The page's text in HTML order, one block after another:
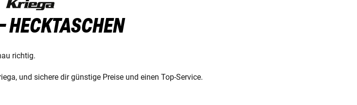
HECKTASCHEN
richtig.
und sichere dir günstige Preise und einen Top-Service.